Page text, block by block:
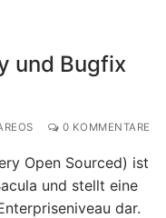
und Bugfix
0 KOMMENTARE
Open Sourced) ist
und stellt eine
dar.